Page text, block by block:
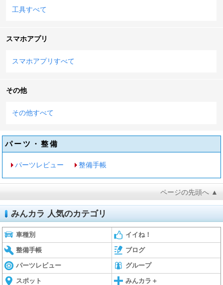
工具すべて
スマホアプリ
スマホアプリすべて
その他
その他すべて
パーツ・整備
パーツレビュー 整備手帳
ページの先頭へ ▲
みんカラ 人気のカテゴリ
車種別 イイね！
整備手帳 ブログ
パーツレビュー グループ
スポット みんカラ＋